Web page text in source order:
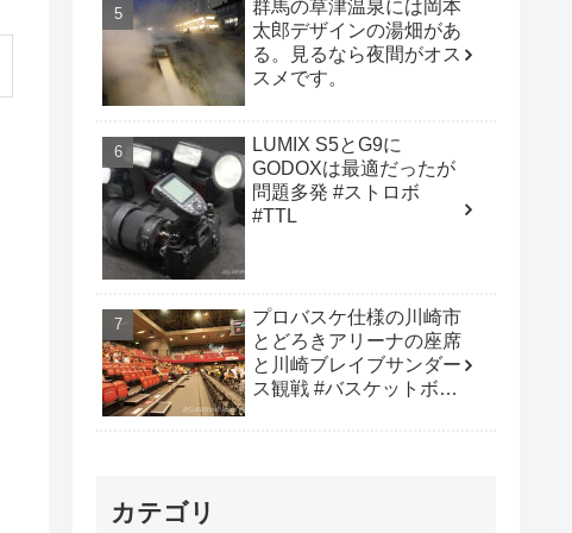
群馬の草津温泉には岡本
太郎デザインの湯畑があ
る。見るなら夜間がオス
スメです。
LUMIX S5とG9に
GODOXは最適だったが
問題多発 #ストロボ
#TTL
プロバスケ仕様の川崎市
とどろきアリーナの座席
と川崎ブレイブサンダー
ス観戦 #バスケットボー
カテゴリ